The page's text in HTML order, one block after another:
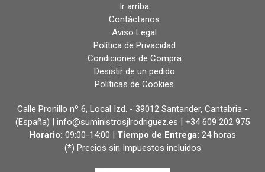
Ir arriba
Contáctanos
Aviso Legal
Política de Privacidad
Condiciones de Compra
Desistir de un pedido
Políticas de Cookies
Calle Pronillo nº 6, Local Izd. - 39012 Santander, Cantabria -
(España) | info@suministrosjlrodriguez.es | +34 609 202 975
Horario: 09:00-14:00 | Tiempo de Entrega: 24 horas
(*) Precios sin Impuestos incluidos